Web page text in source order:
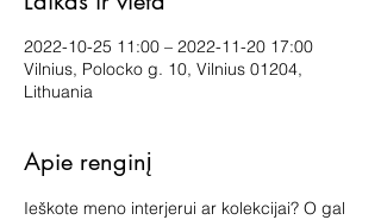
2022-10-25 11:00 – 2022-11-20 17:00
Vilnius, Polocko g. 10, Vilnius 01204,
Lithuania
Apie renginį
Ieškote meno interjerui ar kolekcijai? O gal